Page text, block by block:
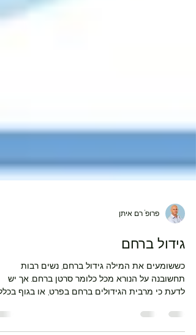
פרופ' רם איתן
גידול ברחם
תחשובנה על הנורא מכל כלומר סרטן ברחם. אך יש
לדעת כי מרבית הגידולים ברחם בפרט, או בגוף